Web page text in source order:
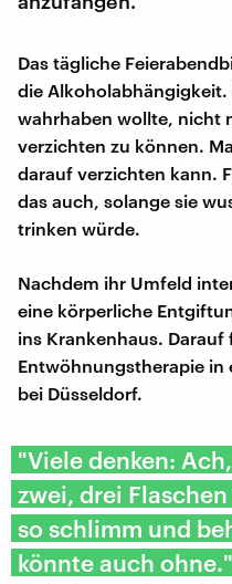
Das tägliche
die Alkoholabhängigkeit.
wahrhaben wollte, nicht
verzichten zu können.
darauf verzichten kann.
das auch, solange sie
trinken würde.
Nachdem ihr Umfeld
eine körperliche
ins Krankenhaus. Darauf
Entwöhnungstherapie in
bei Düsseldorf.
"Viele denken:
zwei, drei
so schlimm und
könnte auch ohne."